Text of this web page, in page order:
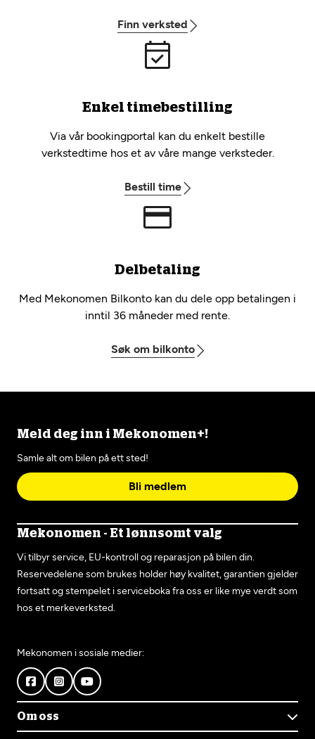
Finn verksted
Enkel timebestilling
Via vår bookingportal kan du enkelt bestille
verkstedtime hos et av våre mange verksteder.
Bestill time
Delbetaling
Med Mekonomen Bilkonto kan du dele opp betalingen i
inntil 36 måneder med rente.
Søk om bilkonto
Meld deg inn i Mekonomen+!
Samle alt om bilen på ett sted!
Bli medlem
Mekonomen - Et lønnsomt valg
Vi tilbyr service, EU-kontroll og reparasjon på bilen din.
Reservedelene som brukes holder høy kvalitet, garantien gjelder
fortsatt og stempelet i serviceboka fra oss er like mye verdt som
hos et merkeverksted.
Mekonomen i sosiale medier:
Om oss